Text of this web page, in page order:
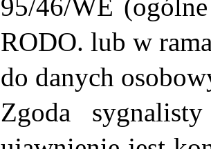
95/46/WE
RODO. lub w
do danych
Zgoda